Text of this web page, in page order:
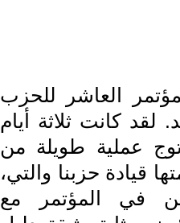
المؤتمر العاشر للحزب
كانت ثلاثة أيام
عملية طويلة من
قيادة حزبنا والتي،
في المؤتمر مع